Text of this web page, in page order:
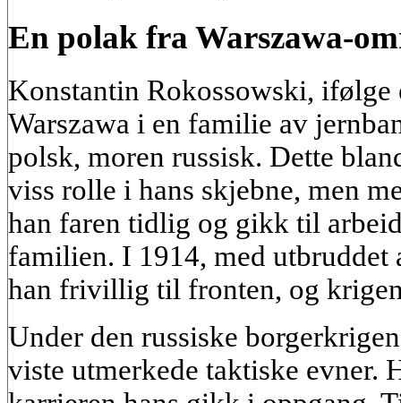
En polak fra Warszawa-
Konstantin Rokossowski,
Warszawa i en familie av
polsk, moren russisk. Dette
viss rolle i hans skjebne, men
han faren tidlig og gikk til
familien. I 1914, med
han frivillig til fronten, og
Under den russiske
viste utmerkede taktiske evner.